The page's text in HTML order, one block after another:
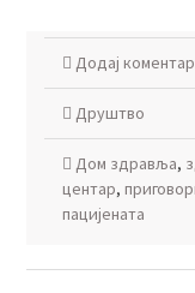
Додај коментар
Друштво
Дом здравља,
центар,
пацијената